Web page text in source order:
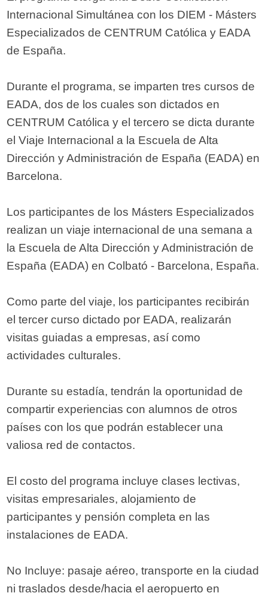
Internacional Simultánea con los DIEM - Másters
Especializados de CENTRUM Católica y EADA
de España.
Durante el programa, se imparten tres cursos de
EADA, dos de los cuales son dictados en
CENTRUM Católica y el tercero se dicta durante
el Viaje Internacional a la Escuela de Alta
Dirección y Administración de España (EADA) en
Barcelona.
Los participantes de los Másters Especializados
realizan un viaje internacional de una semana a
la Escuela de Alta Dirección y Administración de
España (EADA) en Colbató - Barcelona, España.
Como parte del viaje, los participantes recibirán
el tercer curso dictado por EADA, realizarán
visitas guiadas a empresas, así como
actividades culturales.
Durante su estadía, tendrán la oportunidad de
compartir experiencias con alumnos de otros
países con los que podrán establecer una
valiosa red de contactos.
El costo del programa incluye clases lectivas,
visitas empresariales, alojamiento de
participantes y pensión completa en las
instalaciones de EADA.
No Incluye: pasaje aéreo, transporte en la ciudad
ni traslados desde/hacia el aeropuerto en